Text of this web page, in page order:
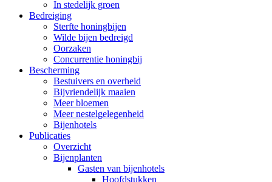
In stedelijk groen
Bedreiging
Sterfte honingbijen
Wilde bijen bedreigd
Oorzaken
Concurrentie honingbij
Bescherming
Bestuivers en overheid
Bijvriendelijk maaien
Meer bloemen
Meer nestelgelegenheid
Bijenhotels
Publicaties
Overzicht
Bijenplanten
Gasten van bijenhotels
Hoofdstukken